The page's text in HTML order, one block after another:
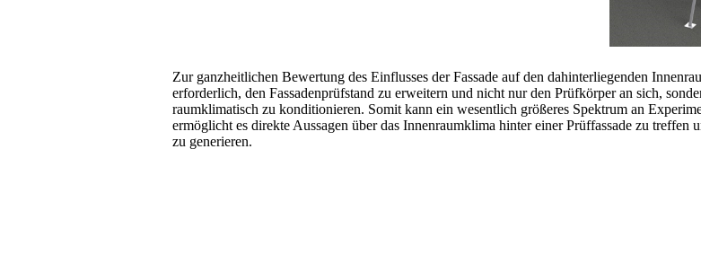
Zur ganzheitlichen Bewertung des Einflusses der Fassade auf den dahinterliegenden
erforderlich, den Fassadenprüfstand zu erweitern und nicht nur den Prüfkörper an sich,
raumklimatisch zu konditionieren. Somit kann ein wesentlich größeres Spektrum an
ermöglicht es direkte Aussagen über das Innenraumklima hinter einer Prüffassade zu
zu generieren.